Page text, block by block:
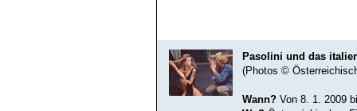
Pasolini und das
(Photos ©
Wann? Von 8. 1. 2009